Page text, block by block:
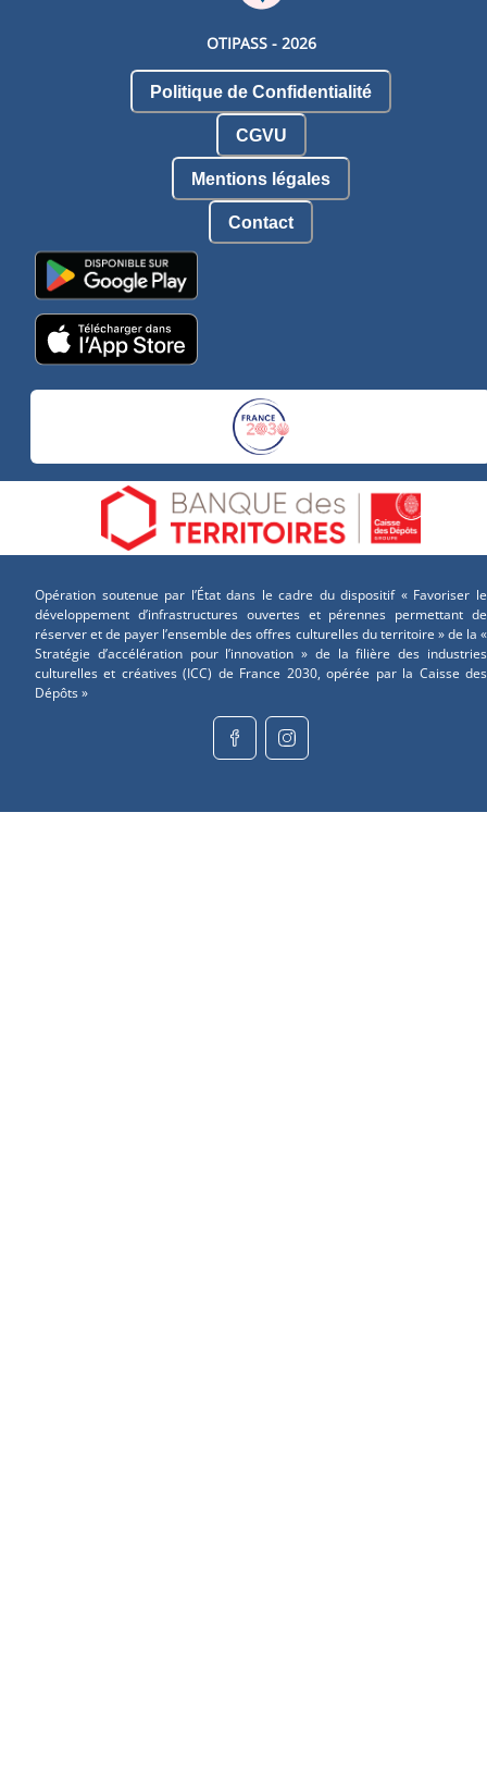
OTIPASS - 2026
Politique de Confidentialité
CGVU
Mentions légales
Contact
Opération soutenue par l’État dans le cadre du dispositif « Favoriser le
développement d’infrastructures ouvertes et pérennes permettant de
réserver et de payer l’ensemble des offres culturelles du territoire » de la «
Stratégie d’accélération pour l’innovation » de la filière des industries
culturelles et créatives (ICC) de France 2030, opérée par la Caisse des
Dépôts »